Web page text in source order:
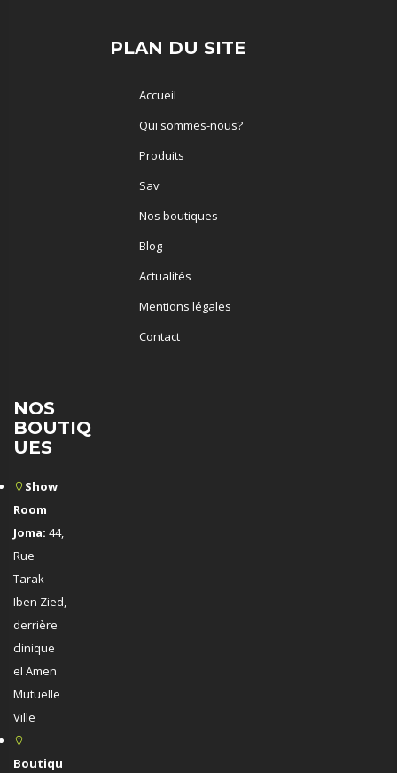
PLAN DU SITE
Accueil
Qui sommes-nous?
Produits
Sav
Nos boutiques
Blog
Actualités
Mentions légales
Contact
NOS
BOUTIQ
UES
Show
Room
Joma: 44,
Rue
Tarak
Iben Zied,
derrière
clinique
el Amen
Mutuelle
Ville
Boutiqu